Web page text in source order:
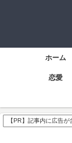
ホーム
恋愛
【PR】記事内に広告